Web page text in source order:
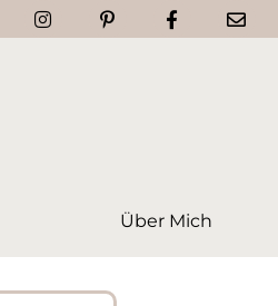
Über Mich